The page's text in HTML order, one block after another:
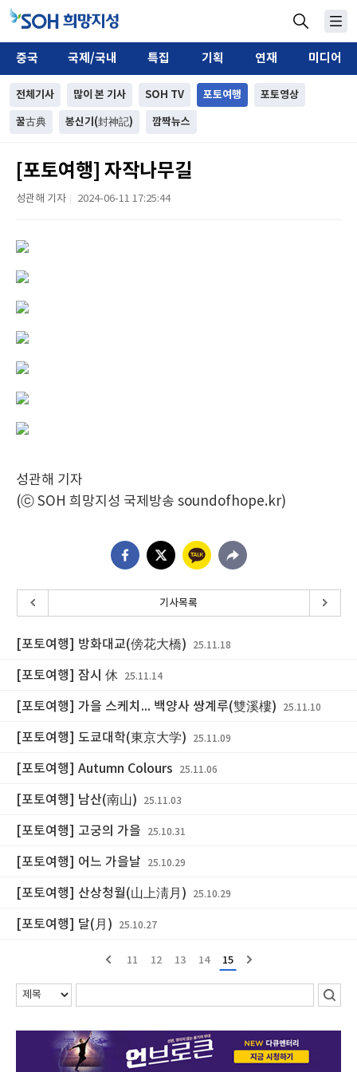
중국 국제/국내 특집 기획 연재 미디어
전체기사 많이 본 기사 SOH TV 포토여행 포토영상
꿀古典 봉신기(封神記) 깜짝뉴스
[포토여행] 자작나무길
성관해 기자 2024-06-11 17:25:44
성관해 기자
(ⓒ SOH 희망지성 국제방송 soundofhope.kr)
기사목록
[포토여행] 방화대교(傍花大橋) 25.11.18
[포토여행] 잠시 休 25.11.14
[포토여행] 가을 스케치... 백양사 쌍계루(雙溪樓) 25.11.10
[포토여행] 도쿄대학(東京大学) 25.11.09
[포토여행] Autumn Colours 25.11.06
[포토여행] 남산(南山) 25.11.03
[포토여행] 고궁의 가을 25.10.31
[포토여행] 어느 가을날 25.10.29
[포토여행] 산상청월(山上淸月) 25.10.29
[포토여행] 달(月) 25.10.27
11 12 13 14 15